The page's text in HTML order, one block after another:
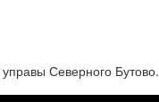
Северного Бутово.